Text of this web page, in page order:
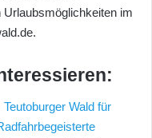
im
Wald für